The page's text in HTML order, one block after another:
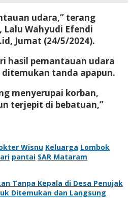
udara,” terang
Lalu Wahyudi Efendi
Jumat (24/5/2024).
hasil pemantauan udara
tanda apapun.
menyerupai korban,
terjepit di bebatuan,”
Wisnu Keluarga Lombok
pantai SAR Mataram
Tanpa Kepala di Desa Penujak
Ditemukan dan Langsung